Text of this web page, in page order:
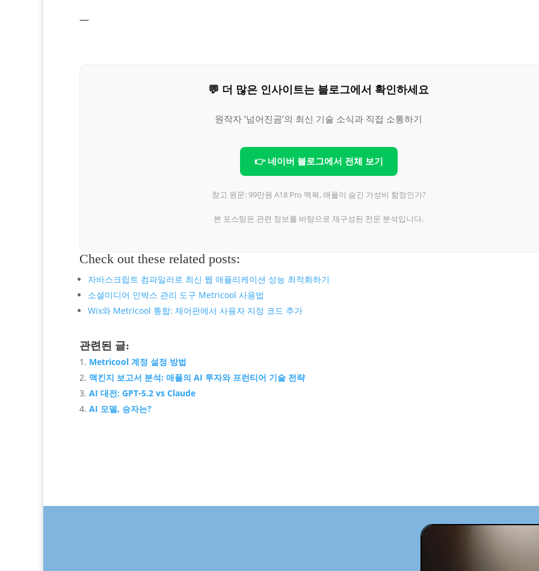
—
💬 더 많은 인사이트는 블로그에서 확인하세요
원작자 ‘넘어진곰’의 최신 기술 소식과 직접 소통하기
👉 네이버 블로그에서 전체 보기
참고 원문: 99만원 A18 Pro 맥북, 애플이 숨긴 가성비 함정인가?
본 포스팅은 관련 정보를 바탕으로 재구성된 전문 분석입니다.
Check out these related posts:
자바스크립트 컴파일러로 최신 웹 애플리케이션 성능 최적화하기
소셜미디어 인박스 관리 도구 Metricool 사용법
Wix와 Metricool 통합: 제어판에서 사용자 지정 코드 추가
관련된 글:
Metricool 계정 설정 방법
맥킨지 보고서 분석: 애플의 AI 투자와 프런티어 기술 전략
AI 대전: GPT-5.2 vs Claude
AI 모델, 승자는?